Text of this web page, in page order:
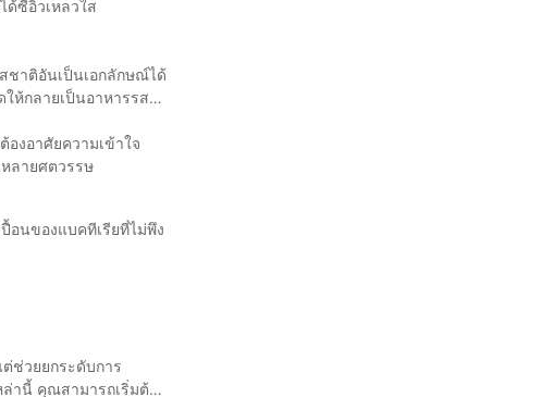
ด้ซีอิ๊วเหลวใส
ชาติอันเป็นเอกลักษณ์ได้
ห้กลายเป็นอาหารรส
งอาศัยความเข้าใจ
ลายศตวรรษ
นของแบคทีเรียที่ไม่พึง
ช่วยยกระดับการ
ล่านี้ คุณสามารถเริ่มต้น